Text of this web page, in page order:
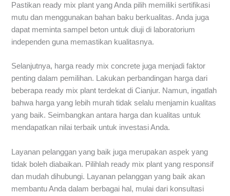
Pastikan ready mix plant yang Anda pilih memiliki sertifikasi
mutu dan menggunakan bahan baku berkualitas. Anda juga
dapat meminta sampel beton untuk diuji di laboratorium
independen guna memastikan kualitasnya.
Selanjutnya, harga ready mix concrete juga menjadi faktor
penting dalam pemilihan. Lakukan perbandingan harga dari
beberapa ready mix plant terdekat di Cianjur. Namun, ingatlah
bahwa harga yang lebih murah tidak selalu menjamin kualitas
yang baik. Seimbangkan antara harga dan kualitas untuk
mendapatkan nilai terbaik untuk investasi Anda.
Layanan pelanggan yang baik juga merupakan aspek yang
tidak boleh diabaikan. Pilihlah ready mix plant yang responsif
dan mudah dihubungi. Layanan pelanggan yang baik akan
membantu Anda dalam berbagai hal, mulai dari konsultasi